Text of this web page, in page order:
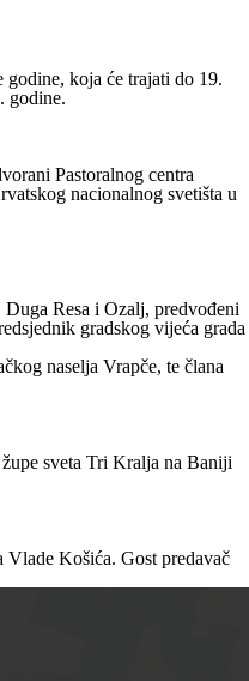
koja će trajati do 19.
godine.
Pastoralnog centra
nacionalnog svetišta u
Resa i Ozalj, predvođeni
gradskog vijeća grada
naselja Vrapče, te člana
sveta Tri Kralja na Baniji
Košića. Gost predavač